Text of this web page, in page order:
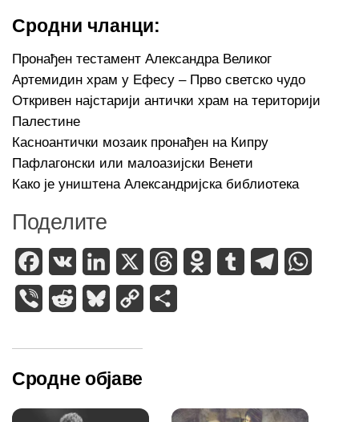
Сродни чланци:
Пронађен тестамент Александра Великог
Артемидин храм у Ефесу – Прво светско чудо
Откривен најстарији антички храм на територији
Палестине
Касноантички мозаик пронађен на Кипру
Пафлагонски или малоазијски Венети
Како је уништена Александријска библиотека
Поделите
Facebook
VK LinkedIn ThreadsOdnoklassniki
Tumblr Telegram
Viber Reddit BlueskyCopy
Сродне објаве